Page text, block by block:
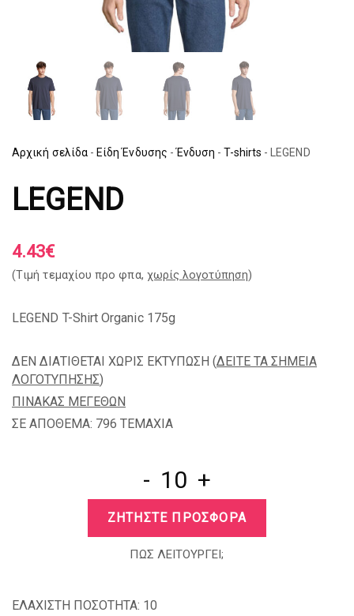
Αρχική σελίδα - Είδη Ένδυσης - Ένδυση - T-shirts - LEGEND
LEGEND
4.43€
(Tιμή τεμαχίου προ φπα, χωρίς λογοτύπηση)
LEGEND T-Shirt Organic 175g
ΔΕΝ ΔΙΑΤΙΘΕΤΑΙ ΧΩΡΙΣ ΕΚΤΥΠΩΣΗ (ΔΕΙΤΕ ΤΑ ΣΗΜΕΙΑ
ΛΟΓΟΤΥΠΗΣΗΣ)
ΠΙΝΑΚΑΣ ΜΕΓΕΘΩΝ
ΣΕ ΑΠΟΘΕΜΑ: 796 TEMAXIA
- +
ΖΗΤΗΣΤΕ ΠΡΟΣΦΟΡΑ
ΠΩΣ ΛΕΙΤΟΥΡΓΕΙ;
ΕΛΑΧΙΣΤΗ ΠΟΣΟΤΗΤΑ: 10